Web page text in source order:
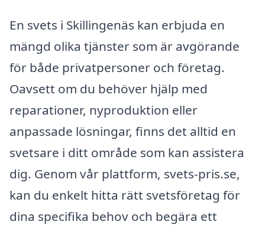
En svets i Skillingenäs kan erbjuda en
mängd olika tjänster som är avgörande
för både privatpersoner och företag.
Oavsett om du behöver hjälp med
reparationer, nyproduktion eller
anpassade lösningar, finns det alltid en
svetsare i ditt område som kan assistera
dig. Genom vår plattform, svets-pris.se,
kan du enkelt hitta rätt svetsföretag för
dina specifika behov och begära ett